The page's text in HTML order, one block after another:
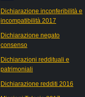
Dichiarazione inconferibilità e
incompatibilità 2017
Dichiarazione negato
consenso
Dichiarazioni reddituali e
patrimoniali
Dichiarazione redditi 2016